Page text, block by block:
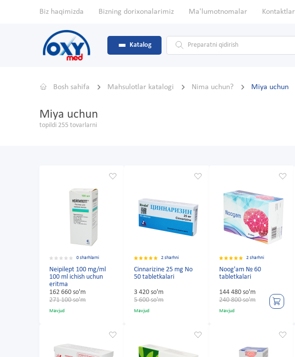
Biz haqimizda Bizning dorixonalarimiz Ma'lumotnomalar Kontaktlar
Katalog
Bosh sahifa Mahsulotlar katalogi Nima uchun? Miya uchun
Miya uchun
topildi 255 tovarlarni
0 sharhlarni
Neipilept 100 mg/ml
100 ml ichish uchun
eritma
162 660 so'm
271 100 so'm
Mavjud
2 sharhni
Cinnarizine 25 mg No
50 tabletkalari
3 420 so'm
5 600 so'm
Mavjud
2 sharhni
Noog'am № 60
tabletkalari
144 480 so'm
240 800 so'm
Mavjud